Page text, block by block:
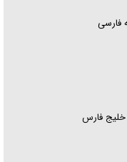
فارسی
خلیج فارس